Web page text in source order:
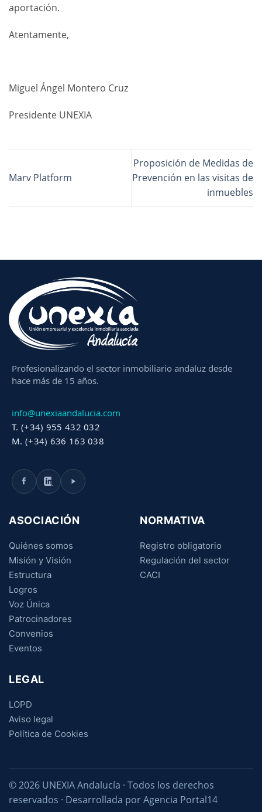
aportación.
Atentamente,
Miguel Ángel Montero Cruz
Presidente UNEXIA
Marv Platform
Proposición de Medidas de
Prevención en las visitas de
inmuebles
Profesionalizando el sector inmobiliario andaluz desde
hace más de 15 años.
info@unexiaandalucia.com
T. (+34) 955 432 032
M. (+34) 636 163 038
ASOCIACIÓN
Quiénes somos
Misión y Visión
Estructura
Logros
Voz Única
Patrocinadores
Convenios
Eventos
NORMATIVA
Registro obligatorio
Regulación del sector
CACI
LEGAL
LOPD
Aviso legal
Política de Cookies
© 2026 UNEXIA Andalucía · Todos los derechos
reservados · Desarrollada por Agencia Portal14